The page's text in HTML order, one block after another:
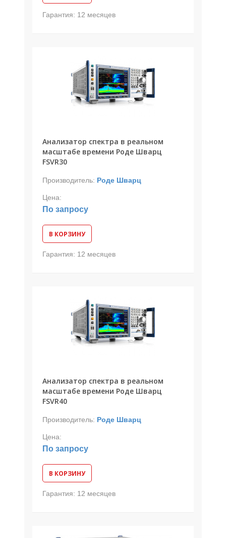
Гарантия: 12 месяцев
Анализатор спектра в реальном
масштабе времени Роде Шварц
FSVR30
Производитель: Роде Шварц
Цена:
По запросу
В КОРЗИНУ
Гарантия: 12 месяцев
Анализатор спектра в реальном
масштабе времени Роде Шварц
FSVR40
Производитель: Роде Шварц
Цена:
По запросу
В КОРЗИНУ
Гарантия: 12 месяцев